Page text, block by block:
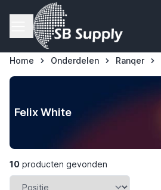
Ga naar de inhoud
Home Onderdelen Ranqer
Felix White
10 producten gevonden